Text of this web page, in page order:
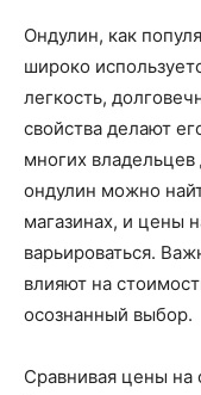
Ондулин, как
широко
легкость,
свойства делают
многих
ондулин можно
магазинах, и цены
варьироваться.
влияют на
осознанный выбор.
Сравнивая цены на